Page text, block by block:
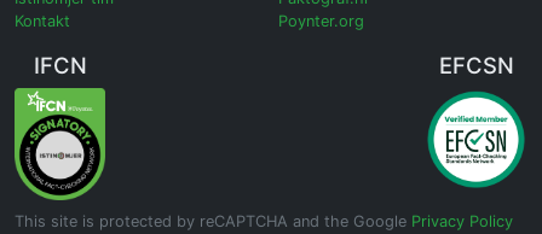
Kontakt
Poynter.org
IFCN EFCSN
This site is protected by reCAPTCHA and the Google Privacy Policy